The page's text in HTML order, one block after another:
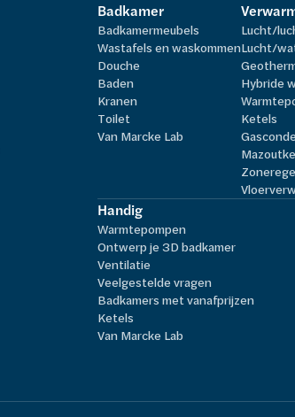
Badkamer
Badkamermeubels
Wastafels en waskommen
Douche
Baden
Kranen
Toilet
Van Marcke Lab
Lucht/
Lucht/
Hybride
Ketels
Handig
Warmtepompen
Ontwerp je 3D badkamer
Ventilatie
Veelgestelde vragen
Badkamers met vanafprijzen
Ketels
Van Marcke Lab